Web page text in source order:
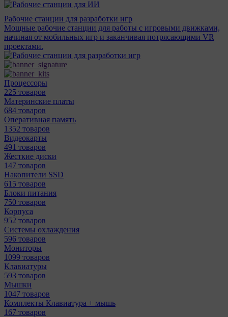
Рабочие станции для разработки игр
Мощные рабочие станции для работы с игровыми движками,
начиная от мобильных игр и заканчивая потрясающими VR
проектами.
Процессоры
225 товаров
Материнcкие платы
684 товаров
Оперативная память
1352 товаров
Видеокарты
491 товаров
Жесткие диски
147 товаров
Накопители SSD
615 товаров
Блоки питания
750 товаров
Корпуса
952 товаров
Системы охлаждения
596 товаров
Мониторы
1099 товаров
Клавиатуры
593 товаров
Мышки
1047 товаров
Комплекты Клавиатура + мышь
167 товаров